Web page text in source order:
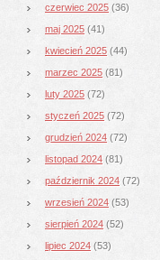
czerwiec 2025 (36)
maj 2025 (41)
kwiecień 2025 (44)
marzec 2025 (81)
luty 2025 (72)
styczeń 2025 (72)
grudzień 2024 (72)
listopad 2024 (81)
październik 2024 (72)
wrzesień 2024 (53)
sierpień 2024 (52)
lipiec 2024 (53)